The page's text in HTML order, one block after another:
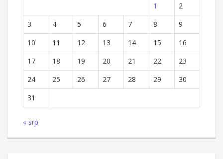
1
2
3
4 5 6 7 8
9
10
11 12 13 14 15
16
17
18 19 20 21 22
23
24
25 26 27 28 29
30
31
« srp